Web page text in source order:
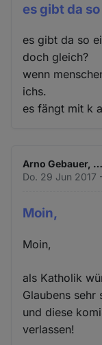
es gibt da
es gibt da so
doch gleich?
wenn
ichs.
es fängt mit k
Arno Gebauer,
Do. 29 Jun 2017
Moin,
Moin,
als Katholik
Glaubens sehr
und diese
verlassen!